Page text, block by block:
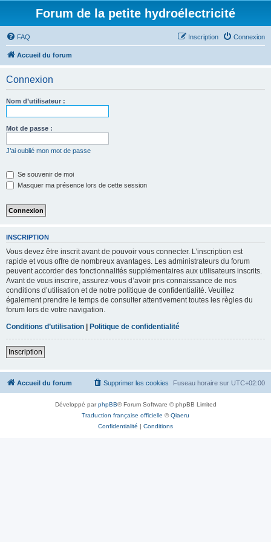
Forum de la petite hydroélectricité
FAQ Connexion
Inscription
Accueil du forum
Connexion
Nom d’utilisateur :
Mot de passe :
J’ai oublié mon mot de passe
Se souvenir de moi
Masquer ma présence lors de cette session
INSCRIPTION
Vous devez être inscrit avant de pouvoir vous connecter. L’inscription est
rapide et vous offre de nombreux avantages. Les administrateurs du forum
peuvent accorder des fonctionnalités supplémentaires aux utilisateurs inscrits.
Avant de vous inscrire, assurez-vous d’avoir pris connaissance de nos
conditions d’utilisation et de notre politique de confidentialité. Veuillez
également prendre le temps de consulter attentivement toutes les règles du
forum lors de votre navigation.
Conditions d’utilisation | Politique de confidentialité
Inscription
Accueil du forum Fuseau horaire sur UTC+02:00
Supprimer les cookies
Développé parphpBB® Forum Software © phpBB Limited
Traduction française officielle ©Qiaeru
Confidentialité | Conditions